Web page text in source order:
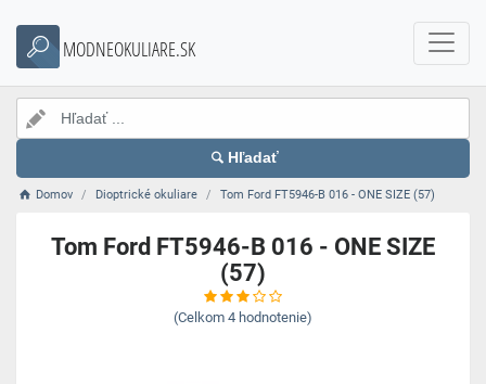
MODNEOKULIARE.SK
Hľadať
Domov Dioptrické okuliare Tom Ford FT5946-B 016 - ONE SIZE (57)
Tom Ford FT5946-B 016 - ONE SIZE
(57)
(Celkom 4 hodnotenie)